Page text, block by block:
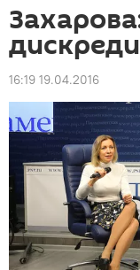
16:19 19.04.2016